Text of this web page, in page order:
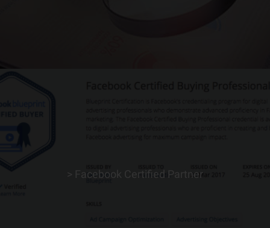
> Facebook Certified Partner
> ERFAHRE MEHR